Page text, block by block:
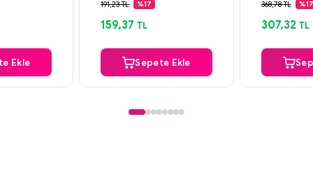
Ekle
191,23 TL %17
159,37 TL
Sepete Ekle
368,78 TL %17
307,32 TL